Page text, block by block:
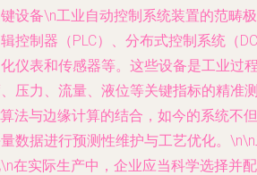
设备\n工业自动控制系统装置的范畴
控制器（PLC）、分布式控制系统（
仪表和传感器等。这些设备是工业过
压力、流量、液位等关键指标的精准
法与边缘计算的结合，如今的系统不
数据进行预测性维护与工艺优化。
在实际生产中，企业应当科学选择并